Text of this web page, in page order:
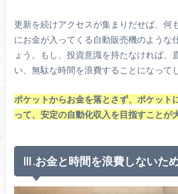
更新を続けアクセスが集まりだせば、何
にお金が入ってくる自動販売機のような
ょう。もし、投資意識を持たなければ、
い、無駄な時間を浪費することになって
ポケットからお金を落とさず、ポケット
って、安定の自動化収入を目指すことが
Ⅲ.お金と時間を浪費しないた